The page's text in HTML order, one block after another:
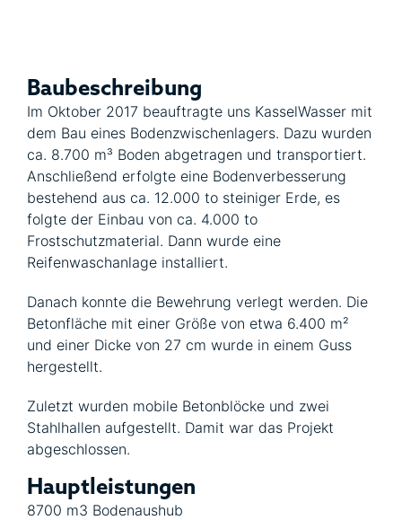
Baubeschreibung
Im Oktober 2017 beauftragte uns KasselWasser mit
dem Bau eines Bodenzwischenlagers. Dazu wurden
ca. 8.700 m³ Boden abgetragen und transportiert.
Anschließend erfolgte eine Bodenverbesserung
bestehend aus ca. 12.000 to steiniger Erde, es
folgte der Einbau von ca. 4.000 to
Frostschutzmaterial. Dann wurde eine
Reifenwaschanlage installiert.
Danach konnte die Bewehrung verlegt werden. Die
Betonfläche mit einer Größe von etwa 6.400 m²
und einer Dicke von 27 cm wurde in einem Guss
hergestellt.
Zuletzt wurden mobile Betonblöcke und zwei
Stahlhallen aufgestellt. Damit war das Projekt
abgeschlossen.
Hauptleistungen
8700 m3 Bodenaushub